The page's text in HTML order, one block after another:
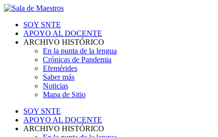
SOY SNTE
APOYO AL DOCENTE
ARCHIVO HISTÓRICO
En la punta de la lengua
Crónicas de Pandemia
Efemérides
Saber más
Noticias
Mapa de Sitio
SOY SNTE
APOYO AL DOCENTE
ARCHIVO HISTÓRICO